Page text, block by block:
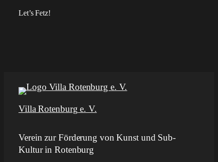
Let’s Fetz!
Villa Rotenburg e. V.
Verein zur Förderung von Kunst und Sub-
Kultur in Rotenburg